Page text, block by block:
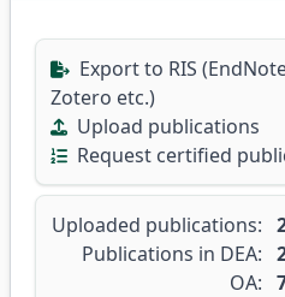
Export to RIS
Zotero etc.)
Upload publications
Request certified
Uploaded publications:
Publications in DEA:
OA: